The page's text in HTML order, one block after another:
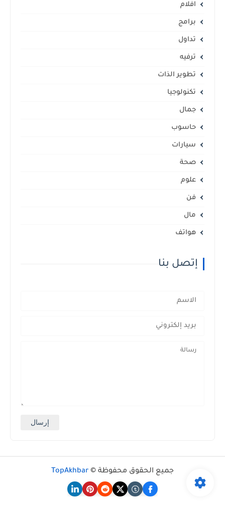
افلام
برامج
تداول
ترفيه
تطوير الذات
تكنولوجيا
جمال
حاسوب
سيارات
صحة
علوم
فن
مال
هواتف
إتصل بنا
جميع الحقوق محفوظة © TopAkhbar